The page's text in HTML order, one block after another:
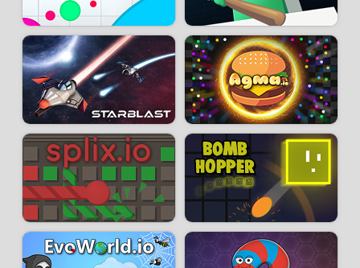
mais attention à ne pas vous faire toucher par d’autres joueur sinon vous
serez assommé !
Développeur :Chaz - Joué fois